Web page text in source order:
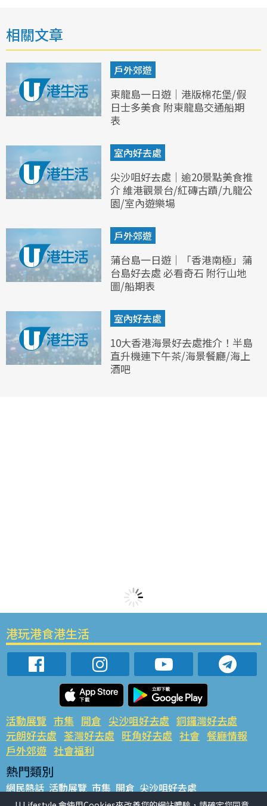
相關文章
戶外郊遊
東龍島一日遊｜港版棉花堡/假
日士多美食 附東龍島交通船期
表
室內好去處
尖沙咀好去處｜逾20景點美食推
介 維港觀景台/紅磚古蹟/九龍公
園/室內遊樂場
戶外郊遊
蒲台島一日遊｜「香港南極」蒲
台島好去處 必看奇石 附行山地
圖/船期表
室內好去處
10大香港海景好去處推介！半島
直升機連下午茶/海景餐廳/海上
酒吧
港玩港食港生活
活動展覽 市集 開倉 尖沙咀好去處 銅鑼灣好去處
元朗好去處 荃灣好去處 旺角好去處 社會 餐廳情報
戶外郊遊 社會福利
熱門類別
網民熱話 活動展覽 市集 開倉 尖沙咀好去處
銅鑼灣好去處 元朗好去處 荃灣好去處 旺角好去處 社會